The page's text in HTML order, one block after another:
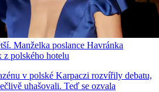
Manželka poslance Havránka
polského hotelu
v polské Karpaczi rozvířily debatu,
uhašovali. Teď se ozvala